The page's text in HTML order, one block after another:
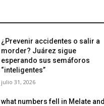
¿Prevenir accidentes o salir a
morder? Juárez sigue
esperando sus semáforos
“inteligentes”
julio 31, 2026
what numbers fell in Melate and